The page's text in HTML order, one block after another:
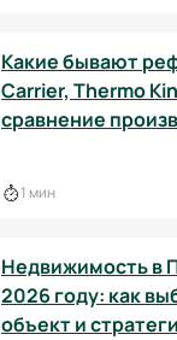
Какие бывают
Carrier, Thermo
сравнение
1 мин
Недвижимость в
2026 году: как
объект и